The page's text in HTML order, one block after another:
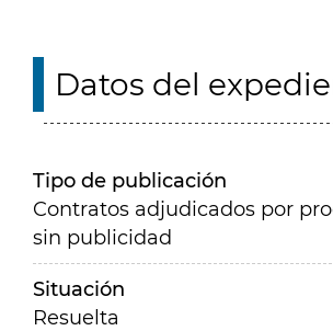
Datos del
Tipo de publicación
Contratos adjudicados por
sin publicidad
Situación
Resuelta